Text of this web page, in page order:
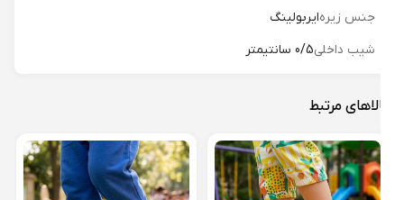
جنس زیره ایربولینگ
شیب داخلی0/5 سانتیمتر
مرتبط